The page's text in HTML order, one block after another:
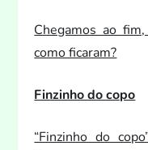
Chegamos ao
como ficaram?
Finzinho do copo
“Finzinho do